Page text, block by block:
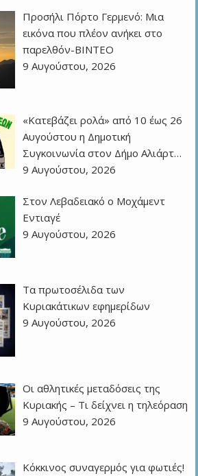
Προσήλι Πόρτο Γερμενό: Μια
εικόνα που πλέον ανήκει στο
παρελθόν-ΒΙΝΤΕΟ
9 Αυγούστου, 2026
«Κατεβάζει ρολά» από 10 έως 26
Αυγούστου η Δημοτική
Συγκοινωνία στον Δήμο Αλιάρτ…
9 Αυγούστου, 2026
Στον Λεβαδειακό ο Μοχάμεντ
Εντιαγέ
9 Αυγούστου, 2026
Τα πρωτοσέλιδα των
Kυριακάτικων εφημερίδων
9 Αυγούστου, 2026
Οι αθλητικές μεταδόσεις της
Κυριακής – Τι δείχνει η τηλεόραση
9 Αυγούστου, 2026
Κόκκινος συναγερμός για φωτιές!